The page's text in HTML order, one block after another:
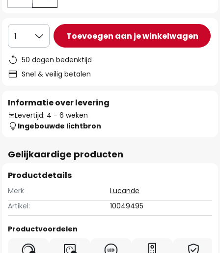
1 Toevoegen aan je winkelwagen
50 dagen bedenktijd
Snel & veilig betalen
Informatie over levering
Levertijd: 4 - 6 weken
Ingebouwde lichtbron
Gelijkaardige producten
Productdetails
Merk
Lucande
Artikel:
10049495
Productvoordelen